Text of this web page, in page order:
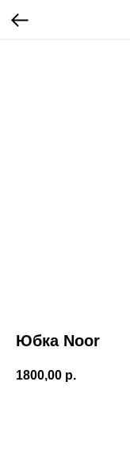
Юбка Noor
1800,00 р.